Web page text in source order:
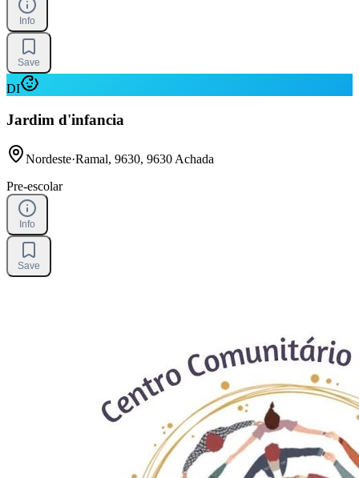
Info
Save
DI
Jardim d'infancia
Nordeste·Ramal, 9630, 9630 Achada
Pre-escolar
Info
Save